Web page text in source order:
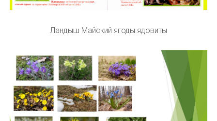
Ландыш Майский ягоды ядовиты